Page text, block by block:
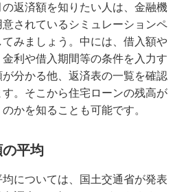
返済額を知りたい人は、金融機
されているシミュレーションペ
みましょう。中には、借入額や
利や借入期間等の条件を入力す
分かる他、返済表の一覧を確認
。そこから住宅ローンの残高が
かを知ることも可能です。
平均
については、国土交通省が発表